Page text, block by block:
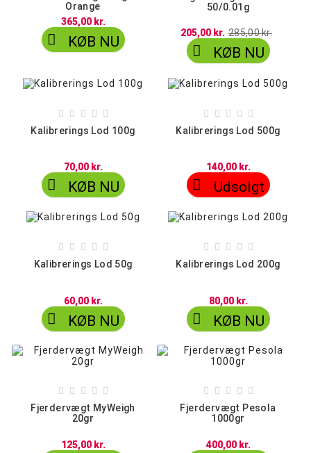
Orange
365,00 kr.
 KØB NU
50/0.01g
205,00 kr. 285,00 kr.
 KØB NU
    
Kalibrerings Lod 100g
70,00 kr.
 KØB NU
    
Kalibrerings Lod 500g
140,00 kr.
 Udsolgt
    
Kalibrerings Lod 50g
60,00 kr.
 KØB NU
    
Kalibrerings Lod 200g
80,00 kr.
 KØB NU
    
Fjerdervægt MyWeigh
20gr
125,00 kr.
    
Fjerdervægt Pesola
1000gr
400,00 kr.